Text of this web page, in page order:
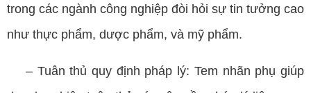
trong các ngành công nghiệp đòi hỏi sự tin tưởng cao
như thực phẩm, dược phẩm, và mỹ phẩm.
– Tuân thủ quy định pháp lý: Tem nhãn phụ giúp